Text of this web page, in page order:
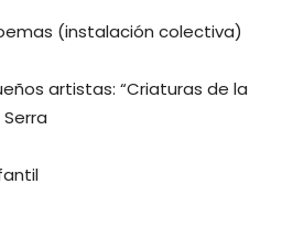
(instalación colectiva)
artistas: “Criaturas de la